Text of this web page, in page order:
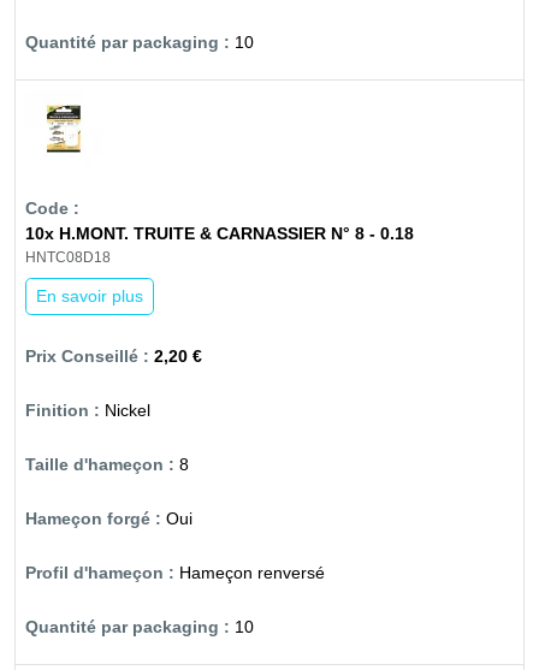
10
10x H.MONT. TRUITE & CARNASSIER N° 8 - 0.18
HNTC08D18
En savoir plus
2,20 €
Nickel
8
Oui
Hameçon renversé
10